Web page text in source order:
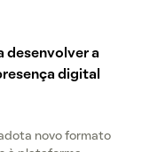
desenvolver a
digital
novo formato